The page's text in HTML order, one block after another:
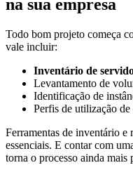
na sua empresa
Todo bom projeto começa
vale incluir:
Inventário de
Levantamento de
Identificação de
Perfis de utilização de
Ferramentas de inventário e
essenciais. E contar com
torna o processo ainda mais